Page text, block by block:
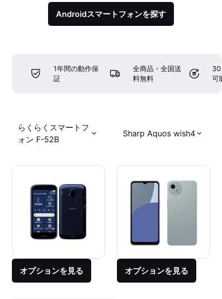
Androidスマートフォンを探す
1年間の動作保
証
全商品・全国送
料無料
30
可
らくらくスマートフ
ォン F-52B
Sharp Aquos wish4
オプションを見る オプションを見る